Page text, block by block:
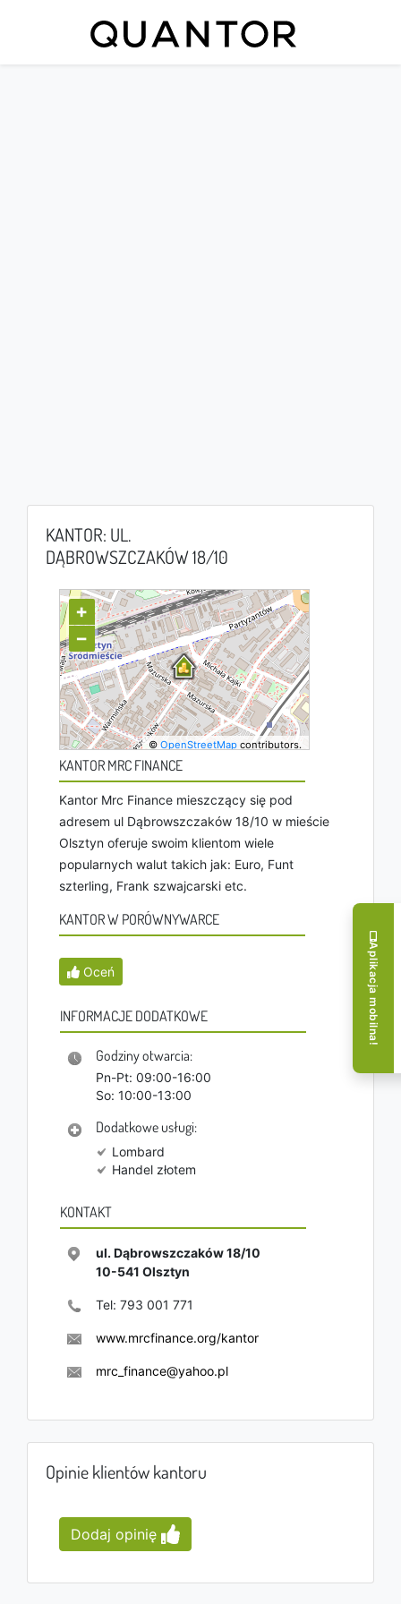
KANTOR: UL.
DĄBROWSZCZAKÓW 18/10
+
−
©OpenStreetMap contributors.
KANTOR MRC FINANCE
Kantor Mrc Finance mieszczący się pod
adresem ul Dąbrowszczaków 18/10 w mieście
Olsztyn oferuje swoim klientom wiele
popularnych walut takich jak: Euro, Funt
szterling, Frank szwajcarski etc.
KANTOR W PORÓWNYWARCE
Oceń
INFORMACJE DODATKOWE
Godziny otwarcia:
Pn-Pt: 09:00-16:00
So: 10:00-13:00
Dodatkowe usługi:
Lombard
Handel złotem
KONTAKT
ul. Dąbrowszczaków 18/10
10-541 Olsztyn
Tel: 793 001 771
www.mrcfinance.org/kantor
mrc_finance@yahoo.pl
Opinie klientów kantoru
Dodaj opinię
Aplikacja mobilna!